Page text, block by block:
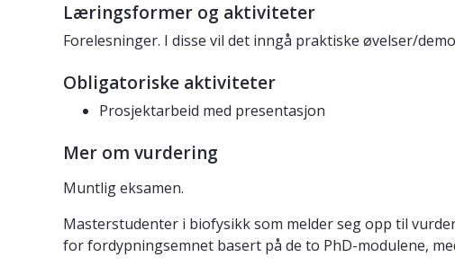
Læringsformer og aktiviteter
Forelesninger. I disse vil det inngå praktiske øvelser/
Obligatoriske aktiviteter
Prosjektarbeid med presentasjon
Mer om vurdering
Muntlig eksamen.
Masterstudenter i biofysikk som melder seg opp til
for fordypningsemnet basert på de to PhD-modulene,